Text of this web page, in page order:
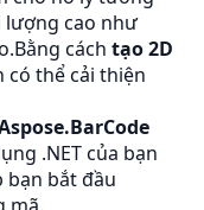
cao như
cách tạo 2D
thể cải thiện
.NET của bạn
bạn bắt đầu